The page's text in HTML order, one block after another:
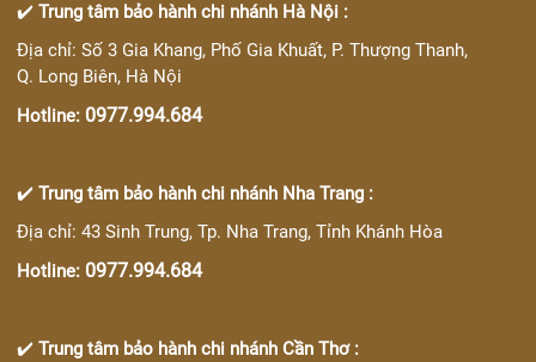
✔️Trung tâm bảo hành chi nhánh Hà Nội :
Địa chỉ: Số 3 Gia Khang, Phố Gia Khuất, P. Thượng Thanh,
Q. Long Biên, Hà Nội
Hotline: 0977.994.684
✔️Trung tâm bảo hành chi nhánh Nha Trang :
Địa chỉ: 43 Sinh Trung, Tp. Nha Trang, Tỉnh Khánh Hòa
Hotline: 0977.994.684
✔️Trung tâm bảo hành chi nhánh Cần Thơ :